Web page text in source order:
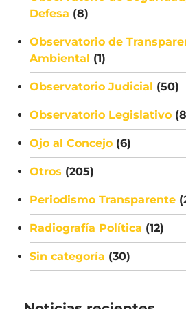
Defesa (8)
Observatorio de
Ambiental (1)
Observatorio Judicial (50)
Observatorio Legislativo
Ojo al Concejo (6)
Otros (205)
Periodismo Transparente
Radiografía Política (12)
Sin categoría (30)